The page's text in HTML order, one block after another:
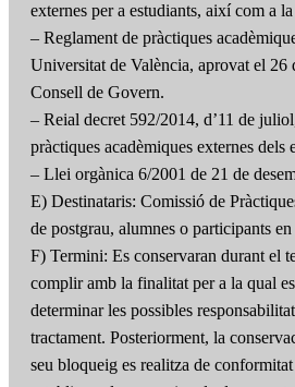
externes per a estudiants, així com a
– Reglament de pràctiques
Universitat de València, aprovat el 26
Consell de Govern.
– Reial decret 592/2014, d’11 de
pràctiques acadèmiques externes dels
– Llei orgànica 6/2001 de 21 de
E) Destinataris: Comissió de
de postgrau, alumnes o participants
F) Termini: Es conservaran durant el
complir amb la finalitat per a la qual
determinar les possibles
tractament. Posteriorment, la
seu bloqueig es realitza de